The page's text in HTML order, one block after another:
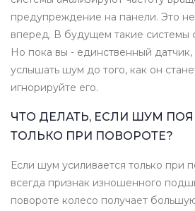
предупреждение на панели. Это
вперед. В будущем такие системы
Но пока вы - единственный
услышать шум до того, как он
игнорируйте его.
ЧТО ДЕЛАТЬ, ЕСЛИ ШУМ
ТОЛЬКО ПРИ ПОВОРОТЕ?
Если шум усиливается только при
всегда признак изношенного
повороте колесо получает